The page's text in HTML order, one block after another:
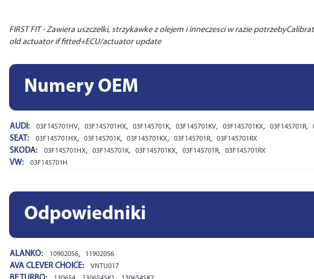
FIRST FIT - Zawiera uszczelki, strzykawke z olejem i inneczesci w razie
old actuator if fitted+ECU/actuator update
Numery OEM
AUDI: 03F145701HV, 03F145701HX, 03F145701K, 03F145701KV, 03F145701KX, 03F145701R,
SEAT: 03F145701HX, 03F145701K, 03F145701KX, 03F145701R, 03F145701RX
SKODA: 03F145701HX, 03F145701K, 03F145701KX, 03F145701R, 03F145701RX
VW: 03F145701H
Odpowiedniki
ALANKO: 10902056, 11902056
AVA CLEVER CHOICE: VNTU017